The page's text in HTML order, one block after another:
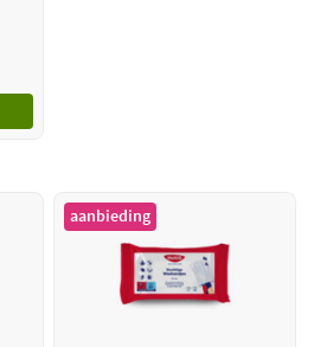
aanbieding